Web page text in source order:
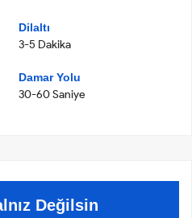
Dilaltı
3-5 Dakika
Damar Yolu
30-60 Saniye
Değilsin